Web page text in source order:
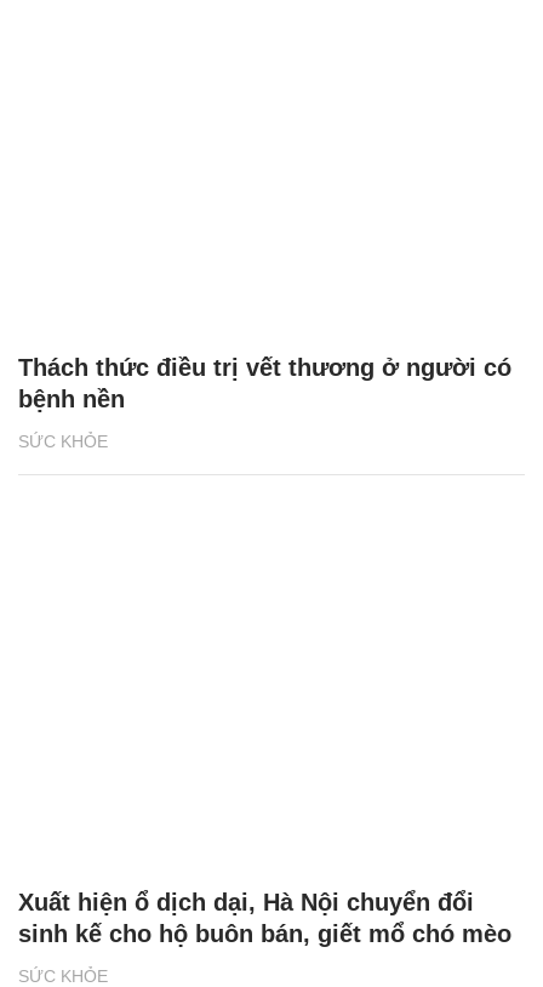
SỨC KHỎE
Thách thức điều trị vết thương ở người có
bệnh nền
SỨC KHỎE
Xuất hiện ổ dịch dại, Hà Nội chuyển đổi
sinh kế cho hộ buôn bán, giết mổ chó mèo